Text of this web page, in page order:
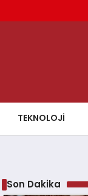
TEKNOLOJI
Son Dakika